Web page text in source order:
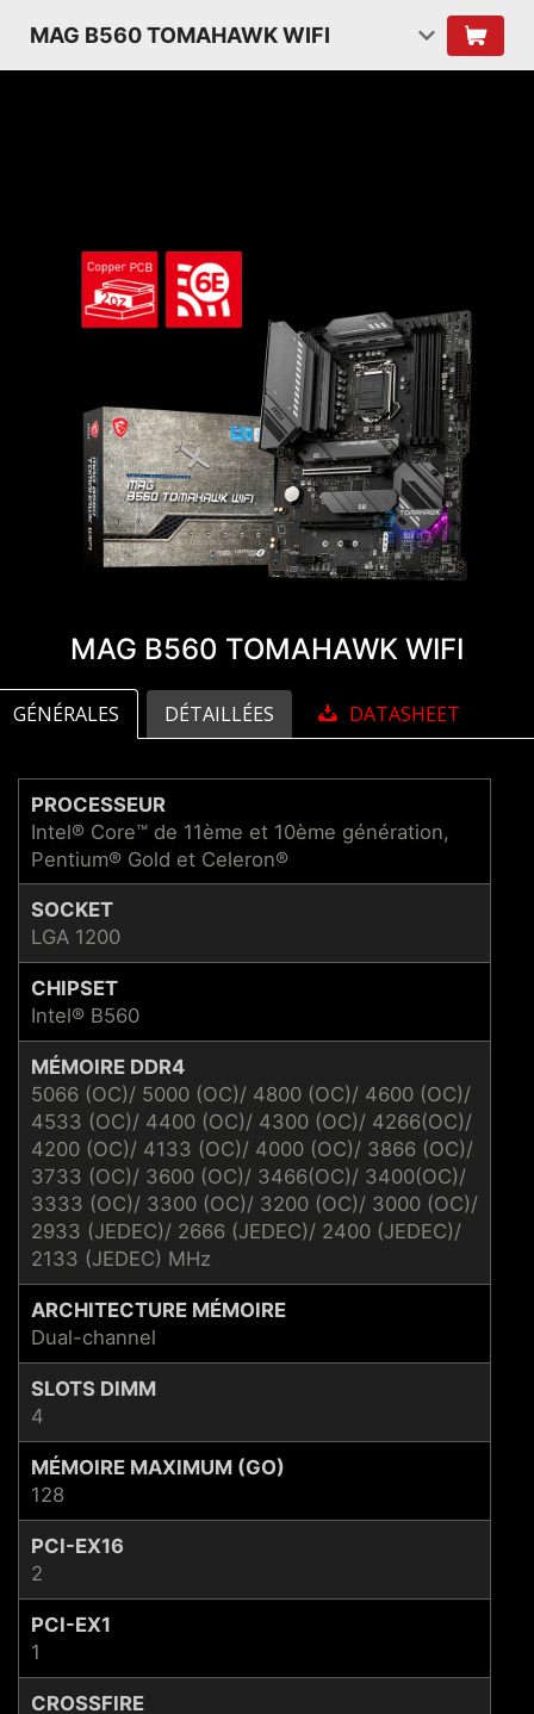
MAG B560 TOMAHAWK WIFI
MAG B560 TOMAHAWK WIFI
GÉNÉRALES DÉTAILLÉES DATASHEET
PROCESSEUR
Intel® Core™ de 11ème et 10ème génération,
Pentium® Gold et Celeron®
SOCKET
LGA 1200
CHIPSET
Intel® B560
MÉMOIRE DDR4
5066 (OC)/ 5000 (OC)/ 4800 (OC)/ 4600 (OC)/
4533 (OC)/ 4400 (OC)/ 4300 (OC)/ 4266(OC)/
4200 (OC)/ 4133 (OC)/ 4000 (OC)/ 3866 (OC)/
3733 (OC)/ 3600 (OC)/ 3466(OC)/ 3400(OC)/
3333 (OC)/ 3300 (OC)/ 3200 (OC)/ 3000 (OC)/
2933 (JEDEC)/ 2666 (JEDEC)/ 2400 (JEDEC)/
2133 (JEDEC) MHz
ARCHITECTURE MÉMOIRE
Dual-channel
SLOTS DIMM
4
MÉMOIRE MAXIMUM (GO)
128
PCI-EX16
2
PCI-EX1
1
CROSSFIRE